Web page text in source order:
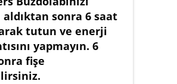
sonra 6 saat
tutun ve enerji
yapmayın. 6
fişe